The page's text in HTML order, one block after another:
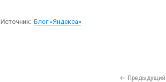
Источник: Блог «Яндекса»
Предыдущий